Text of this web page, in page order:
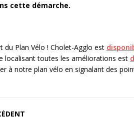
cette démarche.
du Plan Vélo ! Cholet-Agglo est
localisant toutes les améliorations est
à notre plan vélo en signalant des